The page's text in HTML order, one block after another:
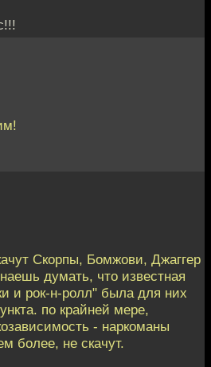
Скорпы, Бомжови, Джаггер
думать, что известная
и рок-н-ролл" была для них
по крайней мере,
- наркоманы
более, не скачут.